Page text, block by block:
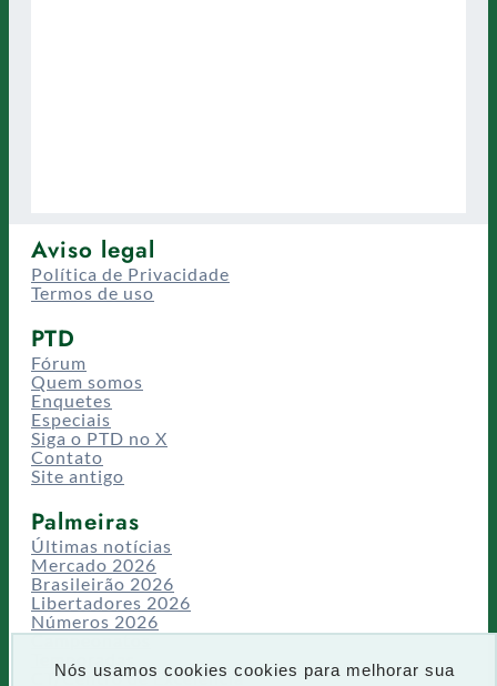
Nós usamos cookies cookies para melhorar sua
Aviso legal
Política de Privacidade
Termos de uso
PTD
Fórum
Quem somos
Enquetes
Especiais
Siga o PTD no X
Contato
Site antigo
Palmeiras
Últimas notícias
Mercado 2026
Brasileirão 2026
Libertadores 2026
Números 2026
Campeonatos
CT/Centro de Excelência